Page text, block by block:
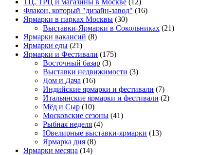
ТЦ, ТРЦ и магазины в Москве (12)
Флакон, который "дизайн-завод" (16)
Ярмарки в парках Москвы (30)
Выставки-Ярмарки в Сокольниках (21)
Ярмарки вакансий (8)
Ярмарки еды (21)
Ярмарки и Фестивали (175)
Восточный базар (3)
Выставки недвижимости (3)
Дом и Дача (16)
Индийские ярмарки и фестивали (7)
Итальянские ярмарки и фестивали (2)
Мёд и Сыр (10)
Московские сезоны (41)
Рыбная неделя (4)
Ювелирные выставки-ярмарки (13)
Ярмарка дня (8)
Ярмарки месяца (14)